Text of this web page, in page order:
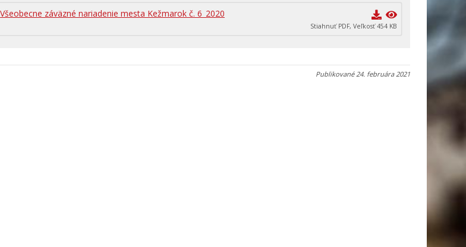
Všeobecne záväzné nariadenie mesta Kežmarok č. 6_2020
Stiahnuť PDF, Veľkosť 454 KB
Publikované24. februára 2021